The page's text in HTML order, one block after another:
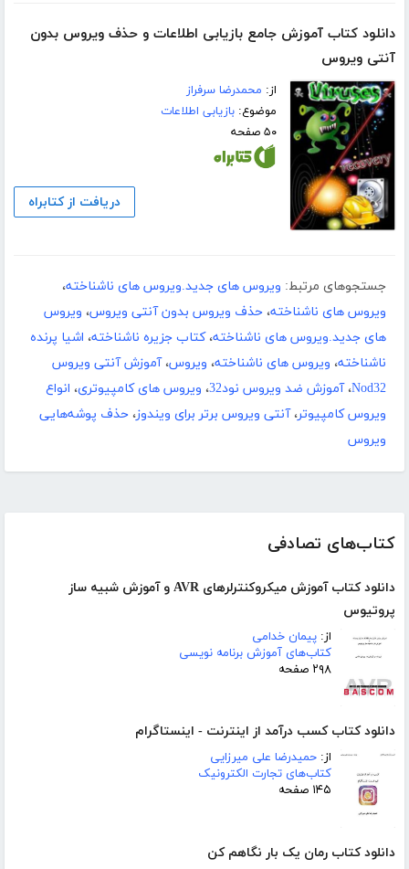
کتاب‌های تصادفی
دانلود کتاب آموزش میکروکنترلرهای AVR و آموزش شبیه ساز
پروتیوس
از: پیمان خدامی
کتاب‌های آموزش برنامه نویسی
۲۹۸ صفحه
دانلود کتاب کسب درآمد از اینترنت - اینستاگرام
از: حمیدرضا علی میرزایی
کتاب‌های تجارت الکترونیک
۱۴۵ صفحه
دانلود کتاب رمان یک بار نگاهم کن
دانلود کتاب آموزش جامع بازیابی اطلاعات و حذف ویروس بدون
آنتی ویروس
از: محمدرضا سرفراز
موضوع:بازیابی اطلاعات
۵۰ صفحه
دریافت از کتابراه
جستجوهای مرتبط: ویروس های جدید.ویروس های ناشناخته،
ویروس های ناشناخته، حذف ویروس بدون آنتی ویروس، ویروس
های جدید.ویروس های ناشناخته،کتاب جزیره ناشناخته، اشیا پرنده
ناشناخته، ویروس های ناشناخته، ویروس،آموزش آنتی ویروس
Nod32،آموزش ضد ویروس نود32 ، ویروس های کامپیوتری، انواع
ویروس کامپیوتر،آنتی ویروس برتر برای ویندوز، حذف پوشه‌هایی
ویروس